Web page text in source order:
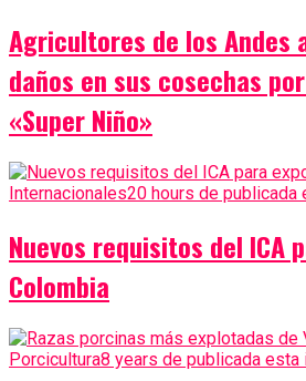
Agricultores de los Andes
daños en sus cosechas
«Super Niño»
Internacionales20 hours de publicada
Nuevos requisitos del ICA
Colombia
Porcicultura8 years de publicada esta